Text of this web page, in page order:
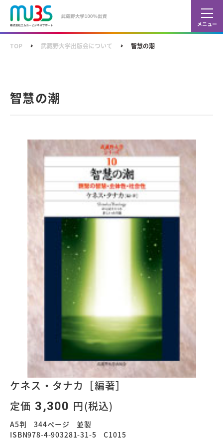
カ
シ
TOP 武蔵野大学出版会について 智慧の潮
智慧の潮
ケネス・タナカ［編著］
定価 3,300 円(税込)
A5判 344ページ 並製
ISBN978-4-903281-31-5 C1015